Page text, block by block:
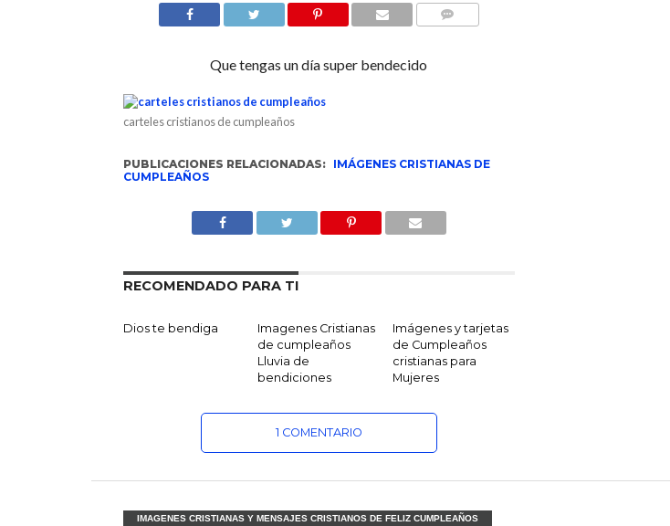
Que tengas un día super bendecido
carteles cristianos de cumpleaños
PUBLICACIONES RELACIONADAS: IMÁGENES CRISTIANAS DE
CUMPLEAÑOS
RECOMENDADO PARA TI
Dios te bendiga
Imagenes Cristianas
de cumpleaños
Lluvia de
bendiciones
Imágenes y tarjetas
de Cumpleaños
cristianas para
Mujeres
1 COMENTARIO
IMAGENES CRISTIANAS Y MENSAJES CRISTIANOS DE FELIZ CUMPLEAÑOS